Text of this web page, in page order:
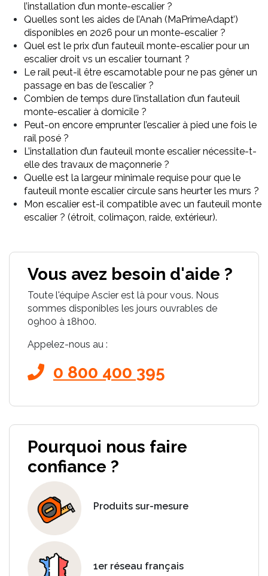
l’installation d’un monte-escalier ?
Quelles sont les aides de l’Anah (MaPrimeAdapt’)
disponibles en 2026 pour un monte-escalier ?
Quel est le prix d’un fauteuil monte-escalier pour un
escalier droit vs un escalier tournant ?
Le rail peut-il être escamotable pour ne pas gêner un
passage en bas de l’escalier ?
Combien de temps dure l’installation d’un fauteuil
monte-escalier à domicile ?
Peut-on encore emprunter l’escalier à pied une fois le
rail posé ?
L’installation d’un fauteuil monte escalier nécessite-t-
elle des travaux de maçonnerie ?
Quelle est la largeur minimale requise pour que le
fauteuil monte escalier circule sans heurter les murs ?
Mon escalier est-il compatible avec un fauteuil monte
escalier ? (étroit, colimaçon, raide, extérieur).
Vous avez besoin d'aide ?
Toute l'équipe Ascier est là pour vous. Nous
sommes disponibles les jours ouvrables de
09h00 à 18h00.
Appelez-nous au :
0 800 400 395
Pourquoi nous faire
confiance ?
Produits sur-mesure
1er réseau français